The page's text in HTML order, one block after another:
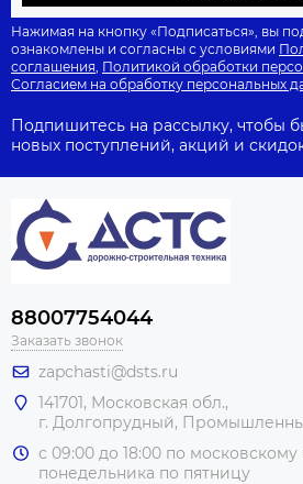
Нажимая на кнопку «Подписаться», вы
ознакомлены и согласны с условиями
соглашения Политикой обработки
Согласием на обработку персональных
Подпишитесь на рассылку, чтобы
новых поступлений, акций и
88007754044
Заказать звонок
zapchasti@dsts.ru
141701, Московская обл.,
г. Долгопрудный,
с 09:00 до 18:00 по
понедельника по пятницу